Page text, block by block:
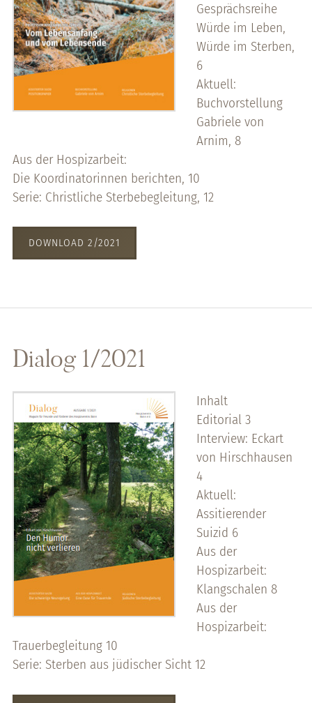
Gesprächsreihe
Würde im Leben,
Würde im Sterben,
6
Aktuell:
Buchvorstellung
Gabriele von
Arnim, 8
Aus der Hospizarbeit:
Die Koordinatorinnen berichten, 10
Serie: Christliche Sterbebegleitung, 12
DOWNLOAD 2/2021
Dialog 1/2021
Inhalt
Editorial 3
Interview: Eckart
von Hirschhausen
4
Aktuell:
Assitierender
Suizid 6
Aus der
Hospizarbeit:
Klangschalen 8
Aus der
Hospizarbeit:
Trauerbegleitung 10
Serie: Sterben aus jüdischer Sicht 12